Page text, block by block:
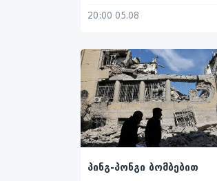
და ტრამპის
20:00 05.08
პინგ-პონგი ბომბებით